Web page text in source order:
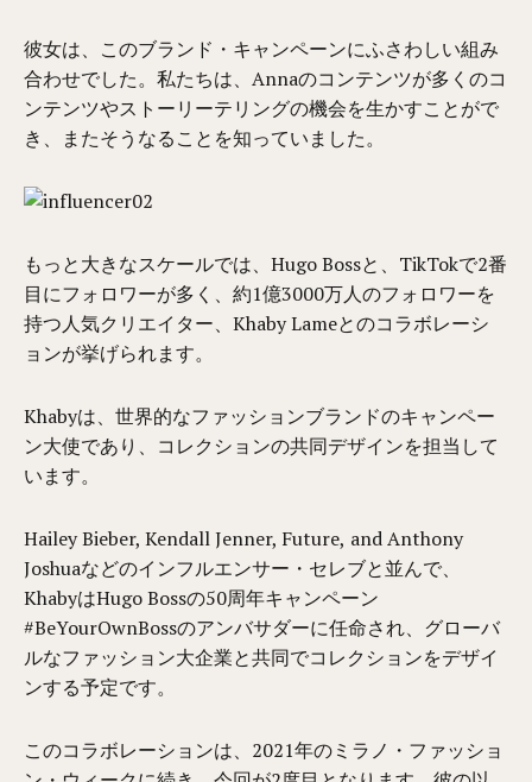
彼女は、このブランド・キャンペーンにふさわしい組み
合わせでした。私たちは、Annaのコンテンツが多くのコ
ンテンツやストーリーテリングの機会を生かすことがで
き、またそうなることを知っていました。
もっと大きなスケールでは、Hugo Bossと、TikTokで2番
目にフォロワーが多く、約1億3000万人のフォロワーを
持つ人気クリエイター、Khaby Lameとのコラボレーシ
ョンが挙げられます。
Khabyは、世界的なファッションブランドのキャンペー
ン大使であり、コレクションの共同デザインを担当して
います。
Hailey Bieber, Kendall Jenner, Future, and Anthony
Joshuaなどのインフルエンサー・セレブと並んで、
KhabyはHugo Bossの50周年キャンペーン
#BeYourOwnBossのアンバサダーに任命され、グローバ
ルなファッション大企業と共同でコレクションをデザイ
ンする予定です。
このコラボレーションは、2021年のミラノ・ファッショ